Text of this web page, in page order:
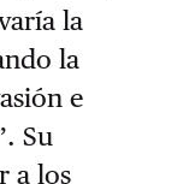
la
la
e
Su
a los